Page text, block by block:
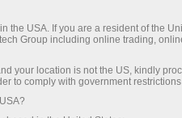
খুলুন
লাগবে না এবং এটি
জন্য যথেষ্ট সুযোগ প্রদান
করতে সক্ষম হবেন, যা
the USA. If you are a resident of the
Group including online trading,
your location is not the US, kindly
to comply with government